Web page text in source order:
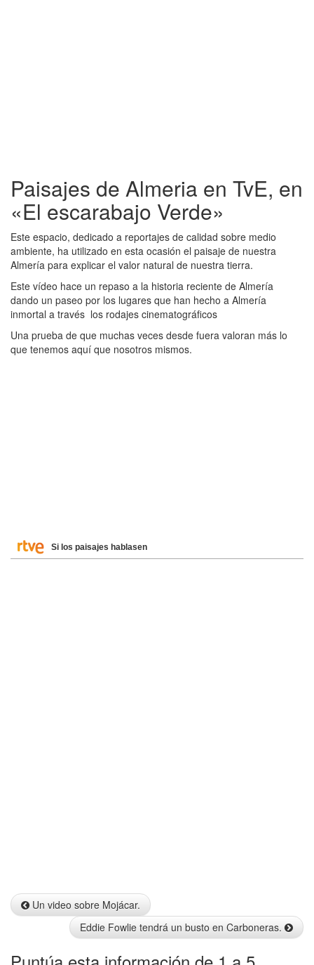
Paisajes de Almeria en TvE, en
«El escarabajo Verde»
Este espacio, dedicado a reportajes de calidad sobre medio
ambiente, ha utilizado en esta ocasión el paisaje de nuestra
Almería para explicar el valor natural de nuestra tierra.
Este vídeo hace un repaso a la historia reciente de Almería
dando un paseo por los lugares que han hecho a Almería
inmortal a través los rodajes cinematográficos
Una prueba de que muchas veces desde fuera valoran más lo
que tenemos aquí que nosotros mismos.
Si los paisajes hablasen
InfoUn video sobre Mojácar.
Eddie Fowlie tendrá un busto en Carboneras.